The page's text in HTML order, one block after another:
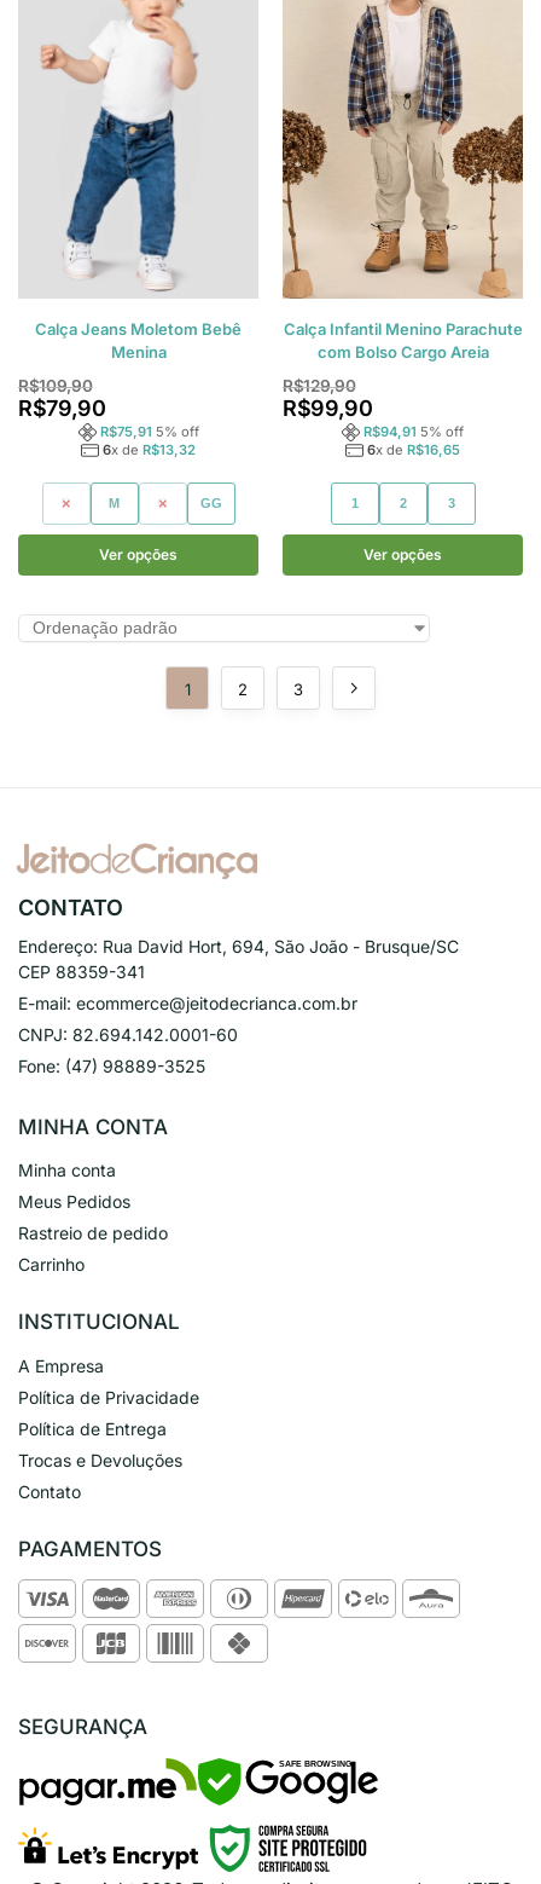
Calça Jeans Moletom Bebê
Menina
R$109,90
R$79,90
R$75,91 5% off
6x de R$13,32
P M G GG
Ver opções
Calça Infantil Menino Parachute
com Bolso Cargo Areia
R$129,90
R$99,90
R$94,91 5% off
6x de R$16,65
1 2 3
Ver opções
1 2 3
CONTATO
Endereço: Rua David Hort, 694, São João - Brusque/SC
CEP 88359-341
E-mail: ecommerce@jeitodecrianca.com.br
CNPJ: 82.694.142.0001-60
Fone: (47) 98889-3525
MINHA CONTA
Minha conta
Meus Pedidos
Rastreio de pedido
Carrinho
INSTITUCIONAL
A Empresa
Política de Privacidade
Política de Entrega
Trocas e Devoluções
Contato
PAGAMENTOS
SEGURANÇA
SAFE BROWSING